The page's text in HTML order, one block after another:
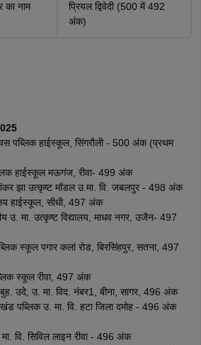
का नाम
प्रियल द्विवेदी (500 में 492
अंक)
पब्लिक हाईस्कूल, सिंगरौली - 500 अंक (प्रथम
हाईस्कूल मऊगंज, रीवा- 499 अंक
झा उत्कृष्ट मॉडल उ.मा. वि. जबलपुर - 498 अंक
हाईस्कूल, सीधी, 497 अंक
उ. मा. उत्कृष्ट विद्यालय, माधव नगर, उजैन- 497
स्कूल पगार कलां रोड, बिरसिंहपुर, सतना, 497
स्कूल रीवा, 497 अंक
उदे, उ. मा. विद. नंबर1, बीना, सागर, 496 अंक
पब्लिक उ. मा. वि. हटा जिला दमोह - 496 अंक
वि. सिविल लाइन रीवा - 496 अंक